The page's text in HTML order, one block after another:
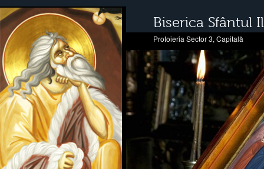
Biserica Sfântul
Protoieria Sector 3, Capitală